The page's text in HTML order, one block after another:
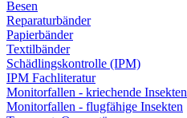
Besen
Reparaturbänder
Papierbänder
Textilbänder
Schädlingskontrolle (IPM)
IPM Fachliteratur
Monitorfallen - kriechende Insekten
Monitorfallen - flugfähige Insekten